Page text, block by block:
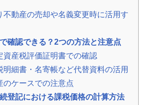
動産の売却や名義変更時に活用す
確認できる？2つの方法と注意点
産税評価証明書での確認
細書・名寄帳など代替資料の活用
のケースでの注意点
登記における課税価格の計算方法